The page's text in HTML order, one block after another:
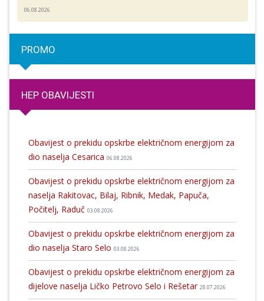
06.08.2026
PROMO
HEP OBAVIJESTI
Obavijest o prekidu opskrbe električnom energijom za
dio naselja Cesarica 06.08.2026
Obavijest o prekidu opskrbe električnom energijom za
naselja Rakitovac, Bilaj, Ribnik, Medak, Papuča,
Počitelj, Raduč 03.08.2026
Obavijest o prekidu opskrbe električnom energijom za
dio naselja Staro Selo 03.08.2026
Obavijest o prekidu opskrbe električnom energijom za
dijelove naselja Ličko Petrovo Selo i Rešetar 28.07.2026